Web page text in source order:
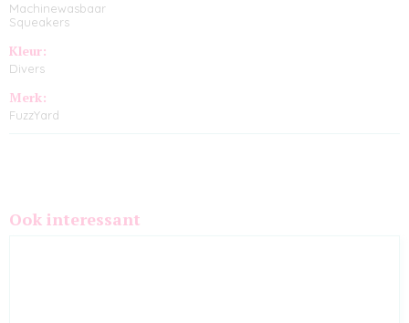
Machinewasbaar
Squeakers
Kleur:
Divers
Merk:
FuzzYard
Ook interessant